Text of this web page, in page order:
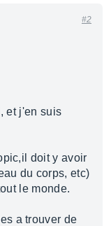
#2
et j'en suis
doit y avoir
du corps, etc)
le monde.
a trouver de